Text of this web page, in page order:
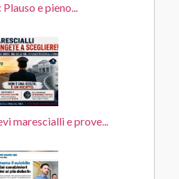
e pieno...
marescialli e prove...